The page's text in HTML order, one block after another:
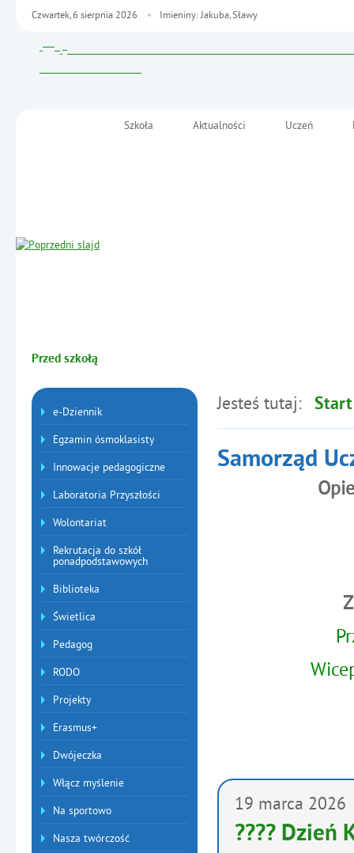
Czwartek, 6 sierpnia 2026 Imieniny: Jakuba, Sławy
Szkoła Aktualności Uczeń
Menu dodatkowe
e-Dziennik
Egzamin ósmoklasisty
Innowacje pedagogiczne
Laboratoria Przyszłości
Wolontariat
Rekrutacja do szkół
ponadpodstawowych
Biblioteka
Świetlica
Pedagog
RODO
Projekty
Erasmus+
Dwójeczka
Włącz myślenie
Na sportowo
Nasza twórczość
Jesteś tutaj: Start
Samorząd
Artykuły
19 marca 2026
???? Dzień